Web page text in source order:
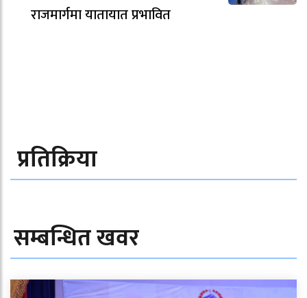
राजमार्गमा यातायात प्रभावित
प्रतिक्रिया
सम्बन्धित खवर